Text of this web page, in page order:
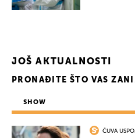
JOŠ AKTUALNOSTI
PRONAĐITE ŠTO VAS
SHOW
ČUVA